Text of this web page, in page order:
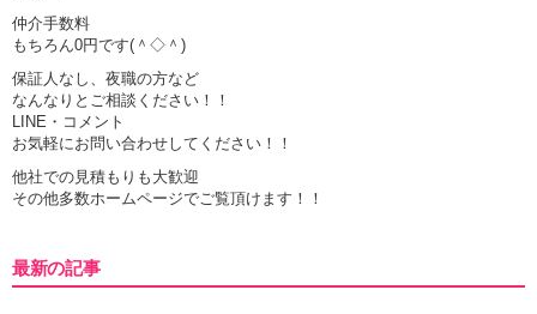
仲介手数料
もちろん0円です(＾◇＾)
保証人なし、夜職の方など
なんなりとご相談ください！！
LINE・コメント
お気軽にお問い合わせしてください！！
他社での見積もりも大歓迎
その他多数ホームページでご覧頂けます！！
最新の記事